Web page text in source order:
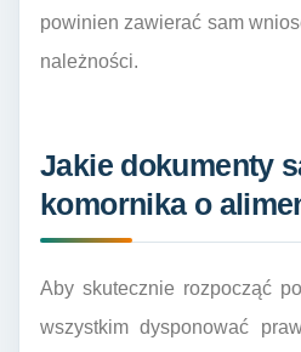
powinien zawierać sam
należności.
Jakie dokumenty
komornika o
Aby skutecznie rozpocząć
wszystkim dysponować